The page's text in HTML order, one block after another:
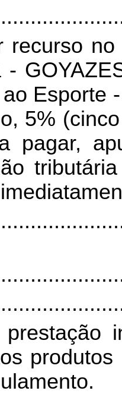
recurso
-
Esporte
5%
pagar,